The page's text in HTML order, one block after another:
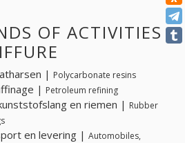
OF ACTIVITIES
| Polycarbonate resins
| Petroleum refining
en riemen | Rubber
en levering | Automobiles,